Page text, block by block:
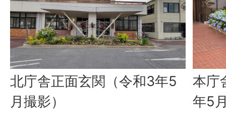
北庁舎正面玄関（令和3年5
月撮影）
本庁
年5